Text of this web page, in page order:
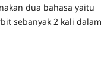
dua bahasa yaitu
sebanyak 2 kali dalam